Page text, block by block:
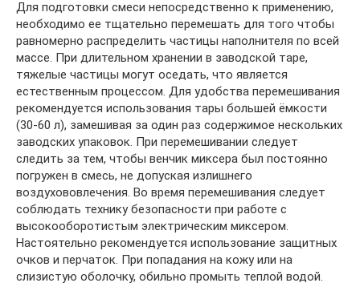
Для подготовки смеси непосредственно к применению,
необходимо ее тщательно перемешать для того чтобы
равномерно распределить частицы наполнителя по всей
массе. При длительном хранении в заводской таре,
тяжелые частицы могут оседать, что является
естественным процессом. Для удобства перемешивания
рекомендуется использования тары большей ёмкости
(30-60 л), замешивая за один раз содержимое нескольких
заводских упаковок. При перемешивании следует
следить за тем, чтобы венчик миксера был постоянно
погружен в смесь, не допуская излишнего
воздухововлечения. Во время перемешивания следует
соблюдать технику безопасности при работе с
высокооборотистым электрическим миксером.
Настоятельно рекомендуется использование защитных
очков и перчаток. При попадания на кожу или на
слизистую оболочку, обильно промыть теплой водой.